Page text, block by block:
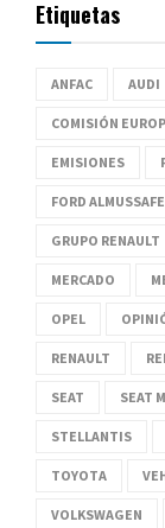
Etiquetas
ANFAC AUDI
COMISIÓN
EMISIONES
FORD
GRUPO RENAULT
MERCADO
OPEL
RENAULT
SEAT SEAT
STELLANTIS
TOYOTA
VOLKSWAGEN